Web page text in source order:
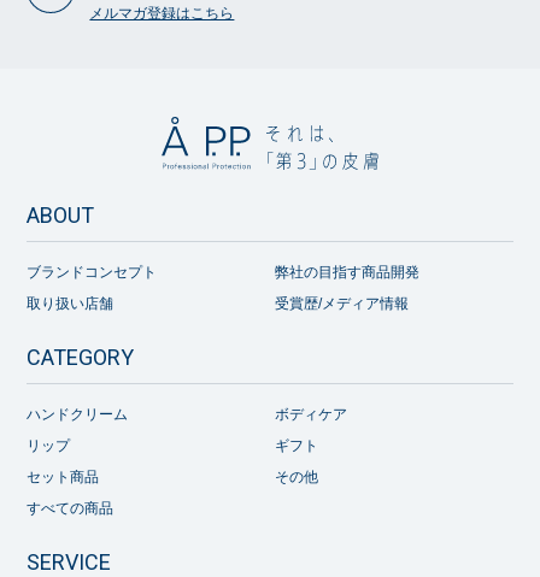
メルマガ登録はこちら
ABOUT
ブランドコンセプト
弊社の目指す商品開発
取り扱い店舗
受賞歴/メディア情報
CATEGORY
ハンドクリーム
ボディケア
リップ
ギフト
セット商品
その他
すべての商品
SERVICE